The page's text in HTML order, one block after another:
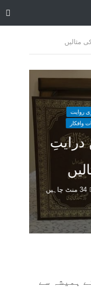
مثالیں
روایت
وافکار
درایتِ
34 منٹ چاہیں
ہمیشہ سے